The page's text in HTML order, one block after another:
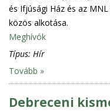
és Ifjúsági Ház és az
közös alkotása.
Meghívók
Típus: Hír
Tovább »
Debreceni